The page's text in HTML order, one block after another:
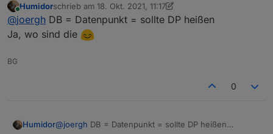
Was ist mit DB gemeint?
Hier melden sich doch dauernd Leute die den go-
e charger ansteuern?
Online
Humidorschrieb am 18. Okt. 2021, 11:17
zuletzt editiert von Humidor
@joergh DB = Datenpunkt = sollte DP heißen
Ja, wo sind die
BG
0
Humidor@joergh DB = Datenpunkt = sollte DP heißen